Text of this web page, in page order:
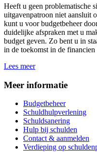
Heeft u geen problematische
uitgavenpatroon niet aansluit
kunt u voor budgetbeheer
duidelijke afspraken met u
budget geven. Zo bent u in
in de toekomst in de financien
Lees meer
Meer informatie
Budgetbeheer
Schuldhulpverlening
Schuldsanering
Hulp bij schulden
Contact & aanmelden
Verdieping op